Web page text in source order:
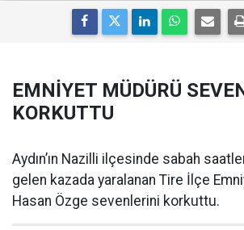
EMNİYET MÜDÜRÜ
KORKUTTU
Aydın’ın Nazilli ilçesinde sabah
gelen kazada yaralanan Tire İlçe
Hasan Özge sevenlerini korkuttu.